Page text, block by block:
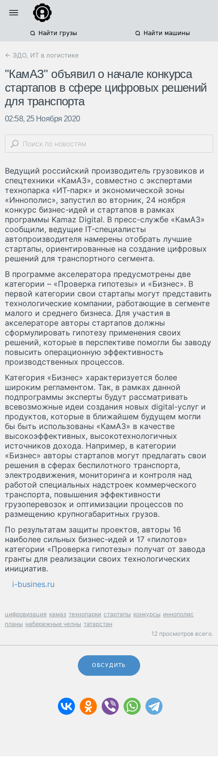
Найти грузы Найти машины
← ЭДО, ИТ в логистике
"КамАЗ" объявил о начале конкурса
стартапов в сфере цифровых решений
для транспорта
02:58, 25 Ноября 2020
Ведущий российский производитель грузовиков и
спецтехники «КамАЗ», совместно с экспертами
технопарка «ИТ-парк» и экономической зоны
«Иннополис», запустил во вторник, 24 ноября
конкурс бизнес-идей и стартапов в рамках
программы Kamaz Digital. В пресс-службе «КамАЗ»
сообщили, ведущие IT-специалисты
автопроизводителя намерены отобрать лучшие
стартапы, ориентированные на создание цифровых
решений для транспортного сегмента.
В программе акселератора предусмотрены две
категории – «Проверка гипотезы» и «Бизнес». В
первой категории свои стартапы могут представить
технологические компании, работающие в сегменте
малого и среднего бизнеса. Для участия в
акселераторе авторы стартапов должны
сформулировать гипотезу применения своих
решений, которые в перспективе помогли бы заводу
повысить операционную эффективность
производственных процессов.
Категория «Бизнес» характеризуется более
широким регламентом. Так, в рамках данной
подпрограммы эксперты будут рассматривать
всевозможные идеи создания новых digital-услуг и
продуктов, которые в ближайшем будущем могли
бы быть использованы «КамАЗ» в качестве
высокоэффективных, высокотехнологичных
источников дохода. Например, в категории
«Бизнес» авторы стартапов могут предлагать свои
решения в сферах беспилотного транспорта,
электродвижения, мониторинга и контроля над
работой специальных надстроек коммерческого
транспорта, повышения эффективности
грузоперевозок и оптимизации процессов по
размещению крупногабаритных грузов.
По результатам защиты проектов, авторы 16
наиболее сильных бизнес-идей и 17 «пилотов»
категории «Проверка гипотезы» получат от завода
гранты для реализации своих технологических
инициатив.
i-busines.ru
цифровизация камаз технопарки стартапы конкурсы иннополис
планы набережные челны татарстан
12 просмотров всего.
ОБСУДИТЬ